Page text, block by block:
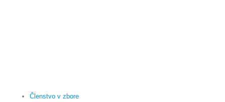
Členstvo v zbore